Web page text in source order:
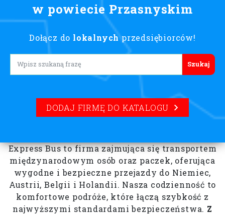
w powiecie Przasnyskim
Dołącz do lokalnych przedsiębiorców!
Lorem ipsum
DODAJ FIRMĘ DO KATALOGU
Express Bus to firma zajmująca się transportem
międzynarodowym osób oraz paczek, oferująca
wygodne i bezpieczne przejazdy do Niemiec,
Austrii, Belgii i Holandii. Nasza codzienność to
komfortowe podróże, które łączą szybkość z
najwyższymi standardami bezpieczeństwa. Z